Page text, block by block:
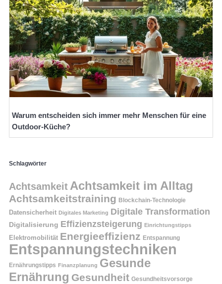
Warum entscheiden sich immer mehr Menschen für eine
Outdoor-Küche?
Schlagwörter
Achtsamkeit Achtsamkeit im Alltag
Achtsamkeitstraining Blockchain-Technologie
Datensicherheit Digitales Marketing Digitale Transformation
Digitalisierung Effizienzsteigerung Einrichtungstipps
Elektromobilität Energieeffizienz Entspannung
Entspannungstechniken
Ernährungstipps Finanzplanung Gesunde
Ernährung Gesundheit Gesundheitsvorsorge